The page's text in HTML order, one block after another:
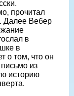
прочитал
Далее Вебер
в
в
о том, что он
из
историю